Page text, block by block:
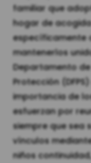
familiar que
hogar de
específicamente
mantenerlos
Departamento
Protección
importancia de
esfuerzan por
siempre que sea
vínculos
niños